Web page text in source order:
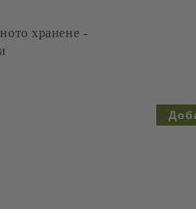
хранене -